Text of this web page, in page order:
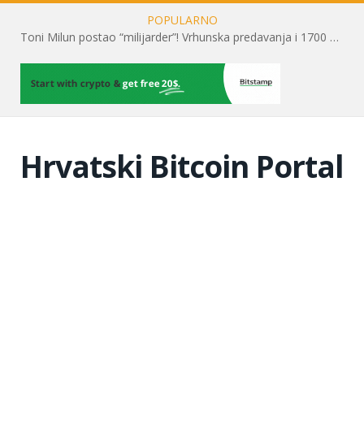
POPULARNO
Toni Milun postao “milijarder”! Vrhunska predavanja i 1700 posjetitelja obilježili su mjesec financijske pismenosti
Hrvatski Bitcoin Portal